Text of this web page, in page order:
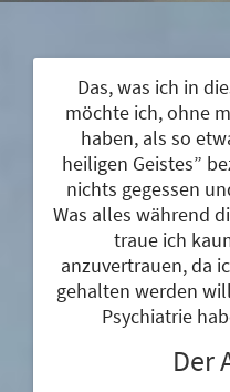
Das, was ich in
möchte ich, ohne
haben, als so
heiligen Geistes”
nichts gegessen
Was alles während
traue ich
anzuvertrauen, da
gehalten werden
Psychiatrie
Der